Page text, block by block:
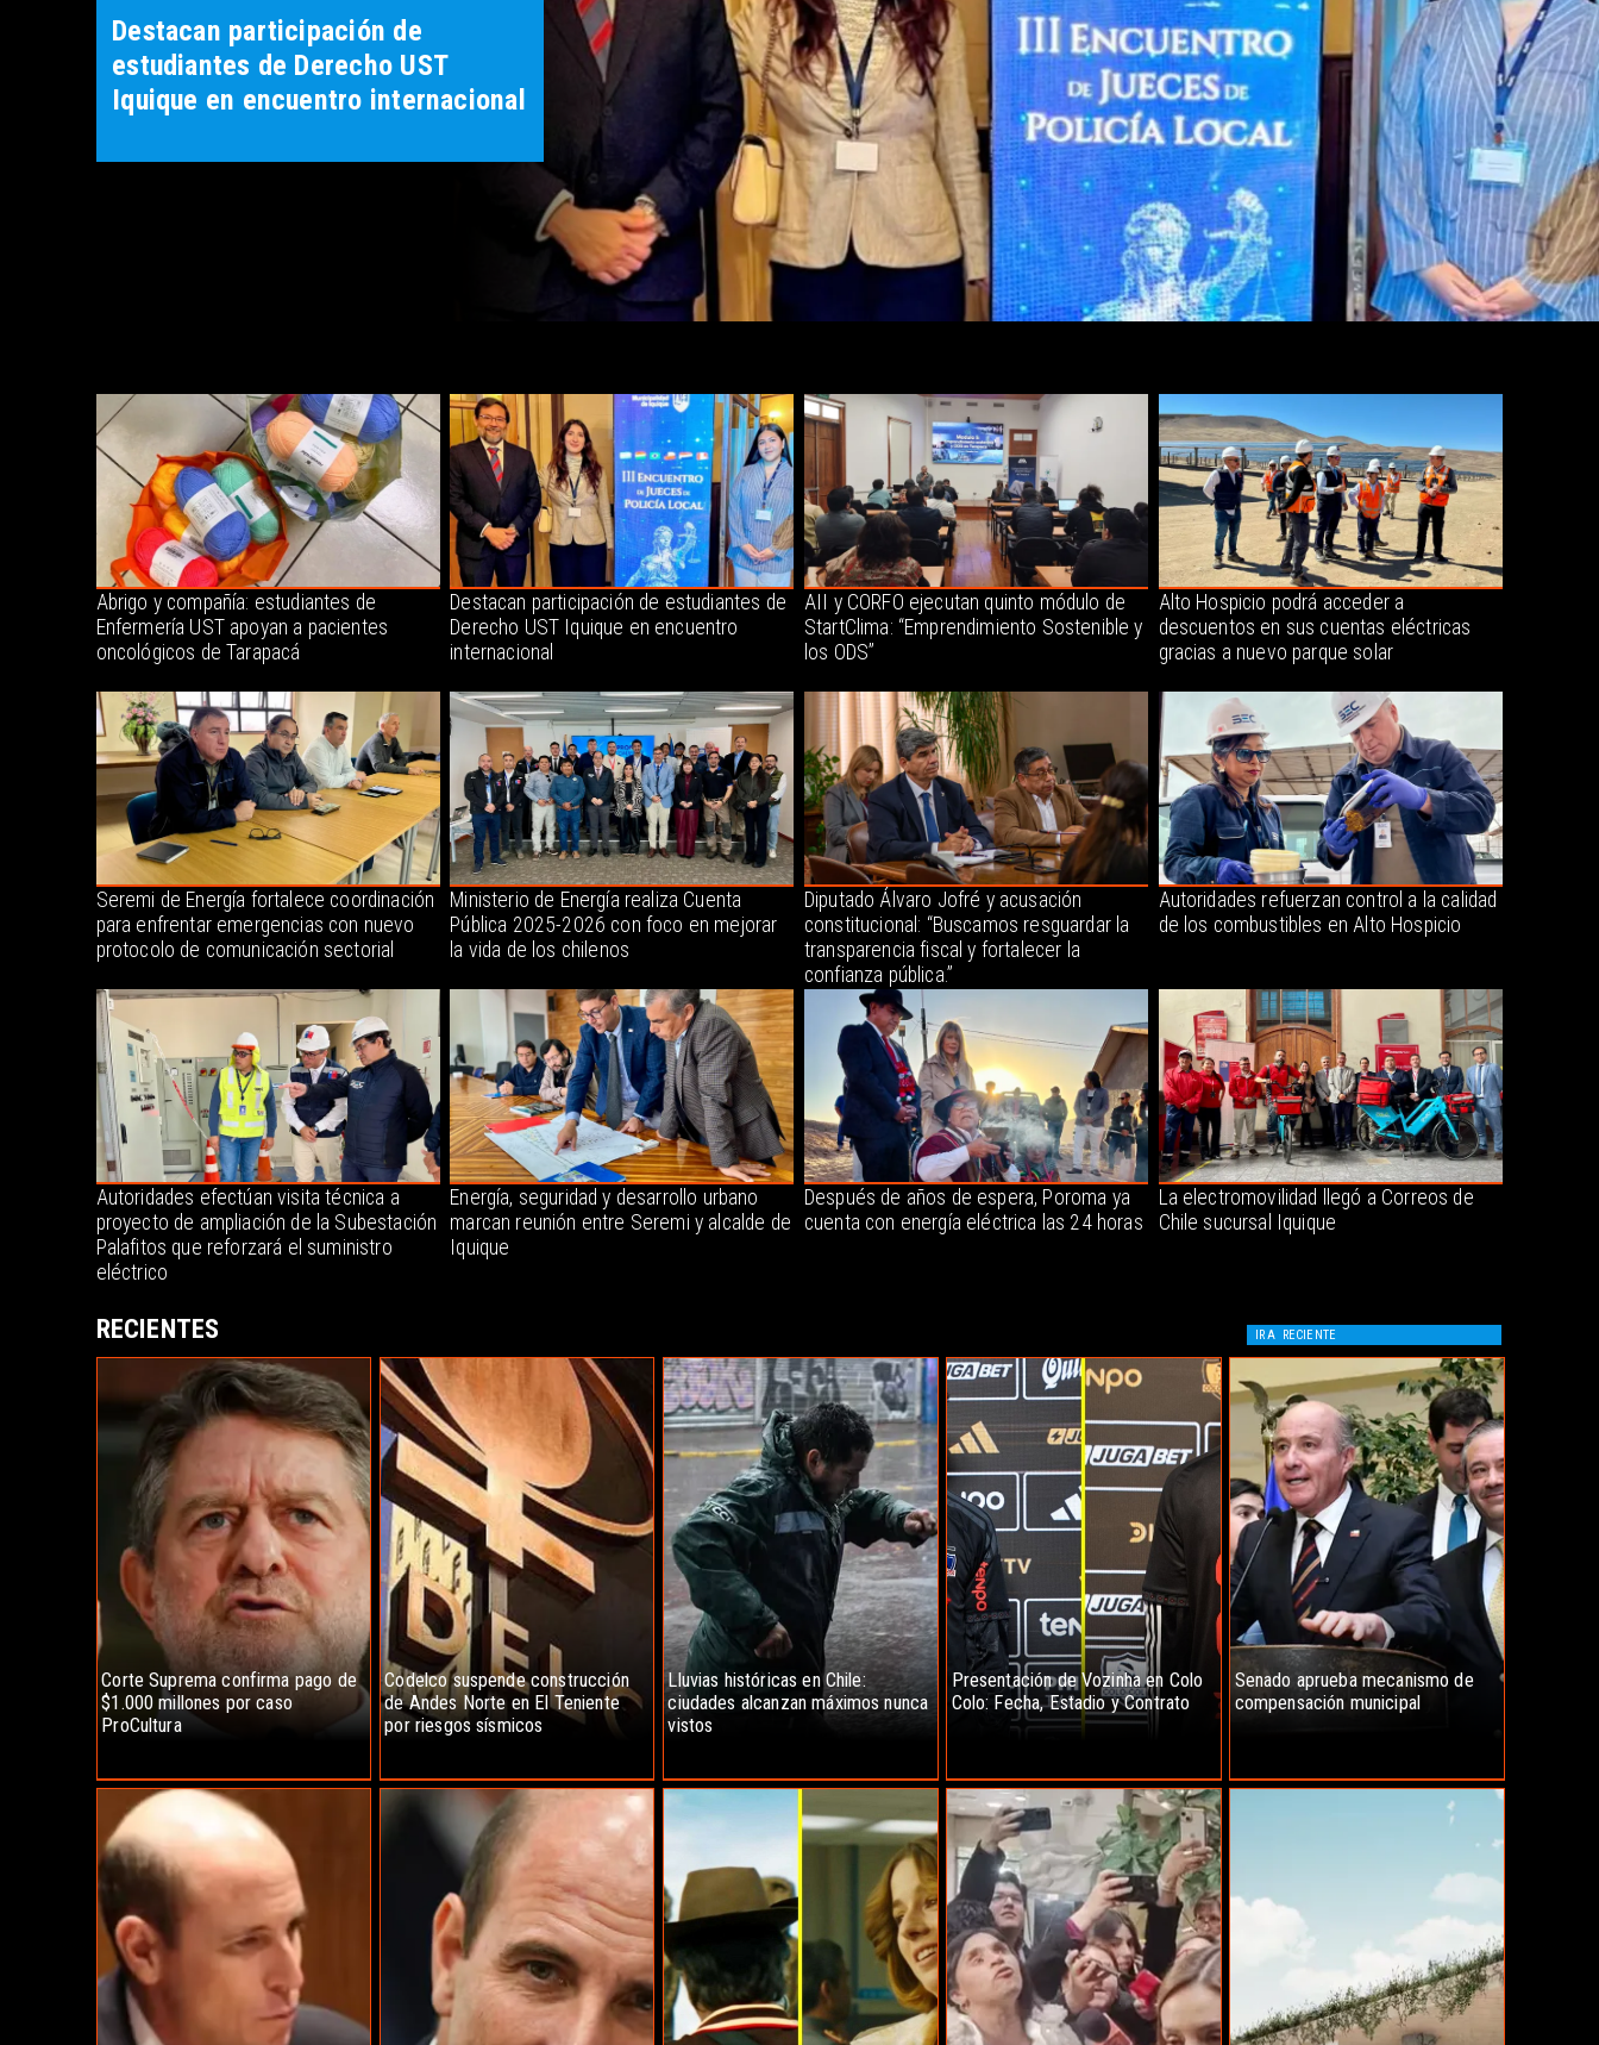
Destacan participación de
estudiantes de Derecho UST
Iquique en encuentro internacional
Abrigo y compañía: estudiantes de
Enfermería UST apoyan a pacientes
oncológicos de Tarapacá
Destacan participación de estudiantes de
Derecho UST Iquique en encuentro
internacional
AII y CORFO ejecutan quinto módulo de
StartClima: “Emprendimiento Sostenible y
los ODS”
Alto Hospicio podrá acceder a
descuentos en sus cuentas eléctricas
gracias a nuevo parque solar
Seremi de Energía fortalece coordinación
para enfrentar emergencias con nuevo
protocolo de comunicación sectorial
Ministerio de Energía realiza Cuenta
Pública 2025-2026 con foco en mejorar
la vida de los chilenos
Diputado Álvaro Jofré y acusación
constitucional: “Buscamos resguardar la
transparencia fiscal y fortalecer la
confianza pública.”
Autoridades refuerzan control a la calidad
de los combustibles en Alto Hospicio
Autoridades efectúan visita técnica a
proyecto de ampliación de la Subestación
Palafitos que reforzará el suministro
eléctrico
Energía, seguridad y desarrollo urbano
marcan reunión entre Seremi y alcalde de
Iquique
Después de años de espera, Poroma ya
cuenta con energía eléctrica las 24 horas
La electromovilidad llegó a Correos de
Chile sucursal Iquique
Corte Suprema confirma pago de
$1.000 millones por caso
ProCultura
Codelco suspende construcción
de Andes Norte en El Teniente
por riesgos sísmicos
Lluvias históricas en Chile:
ciudades alcanzan máximos nunca
vistos
Presentación de Vozinha en Colo
Colo: Fecha, Estadio y Contrato
Senado aprueba mecanismo de
compensación municipal
RECIENTES IR A RECIENTE